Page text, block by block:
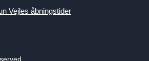
Vejles åbningstider